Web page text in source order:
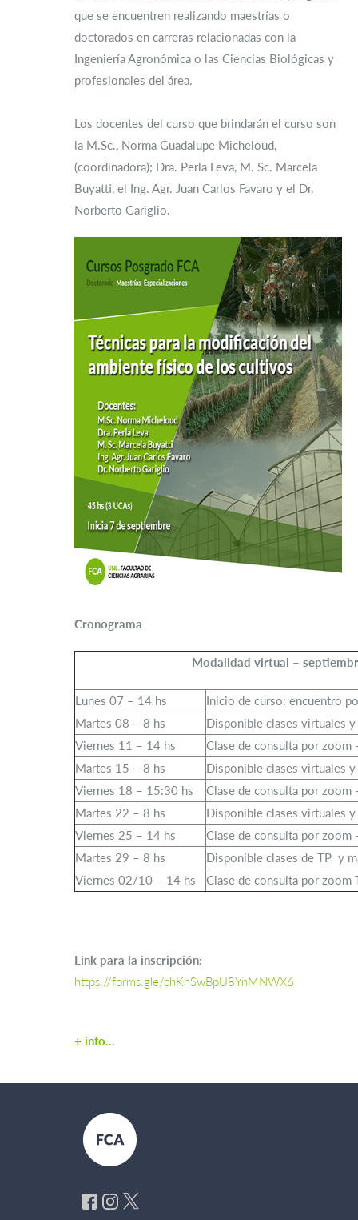
que se encuentren realizando maestrías o
doctorados en carreras relacionadas con la
Ingeniería Agronómica o las Ciencias Biológicas y
profesionales del área.
Los docentes del curso que brindarán el curso son
la M.Sc., Norma Guadalupe Micheloud,
(coordinadora); Dra. Perla Leva, M. Sc. Marcela
Buyatti, el Ing. Agr. Juan Carlos Favaro y el Dr.
Norberto Gariglio.
Cronograma
Modalidad virtual –
Lunes 07 – 14 hs
Inicio de curso: encuentro
Martes 08 – 8 hs
Disponible clases virtuales
Viernes 11 – 14 hs
Clase de consulta por zoom
Martes 15 – 8 hs
Disponible clases virtuales
Viernes 18 – 15:30 hs
Clase de consulta por zoom
Martes 22 – 8 hs
Disponible clases virtuales
Viernes 25 – 14 hs
Clase de consulta por zoom
Martes 29 – 8 hs
Disponible clases de TP y
Viernes 02/10 – 14 hs
Clase de consulta por zoom
Link para la inscripción:
https://forms.gle/chKnSwBpU8YnMNWX6
+ info...